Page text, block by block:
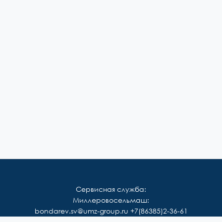
Сервисная служба:
Миллеровосельмаш:
bondarev.sv@umz-group.ru +7(86385)2-36-61